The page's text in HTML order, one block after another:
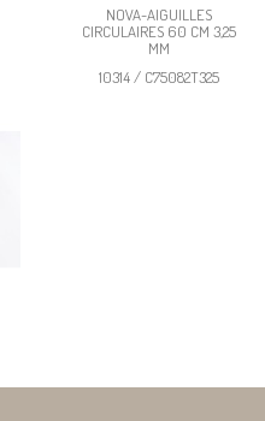
NOVA-AIGUILLES
CIRCULAIRES 60 CM 3,25
MM
10314 / C75082T325